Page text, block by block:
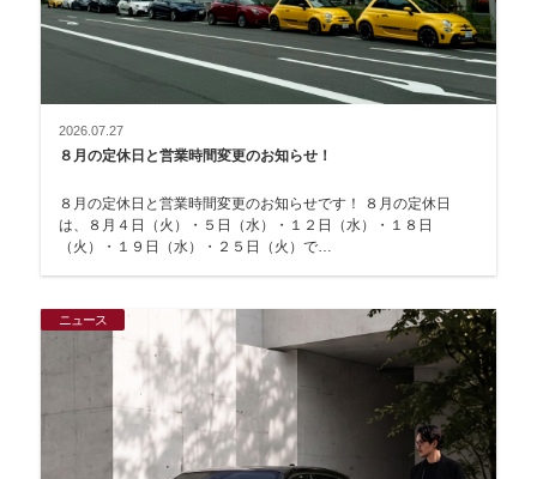
2026.07.27
８月の定休日と営業時間変更のお知らせ！
８月の定休日と営業時間変更のお知らせです！ ８月の定休日
は、８月４日（火）・５日（水）・１２日（水）・１８日
（火）・１９日（水）・２５日（火）で…
ニュース